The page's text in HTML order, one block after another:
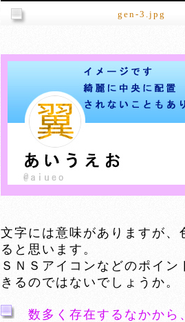
gen-3.jpg
文字には意味がありますが
ると思います。
ＳＮＳアイコンなどのポイ
きるのではないでしょうか。
数多く存在するなかか